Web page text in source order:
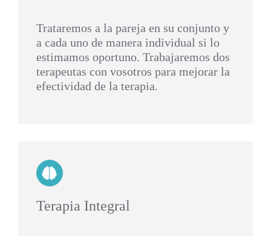
Trataremos a la pareja en su conjunto y
a cada uno de manera individual si lo
estimamos oportuno. Trabajaremos dos
terapeutas con vosotros para mejorar la
efectividad de la terapia.
Terapia Integral